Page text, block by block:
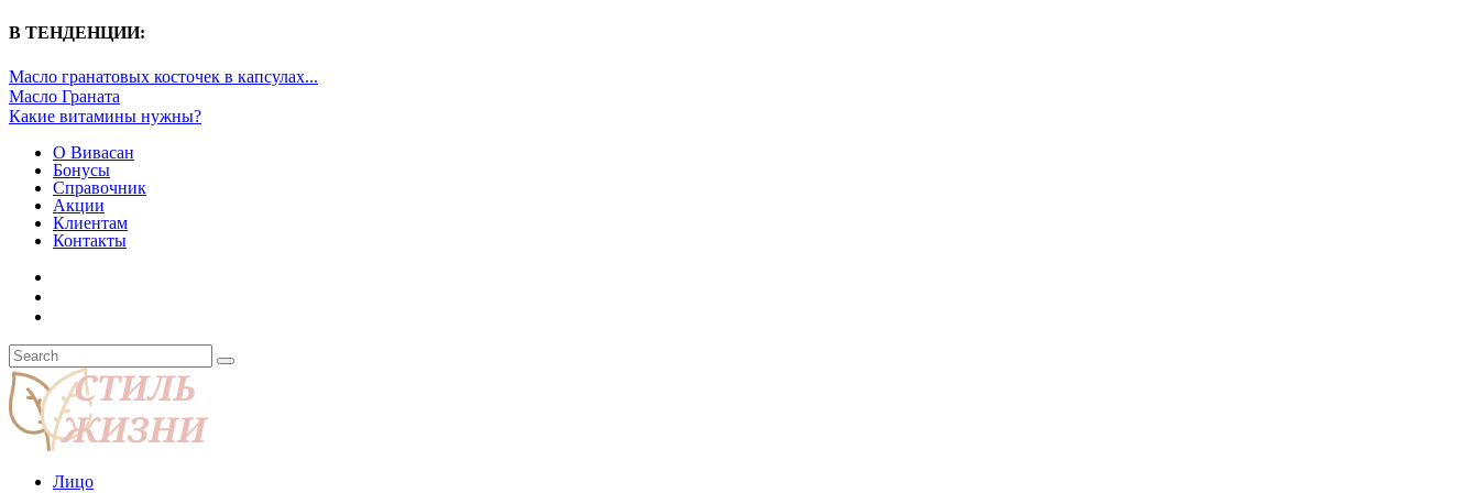
В ТЕНДЕНЦИИ:
Масло гранатовых косточек в капсулах...
Масло Граната
Какие витамины нужны?
О Вивасан
Бонусы
Справочник
Акции
Клиентам
Контакты
Лицо